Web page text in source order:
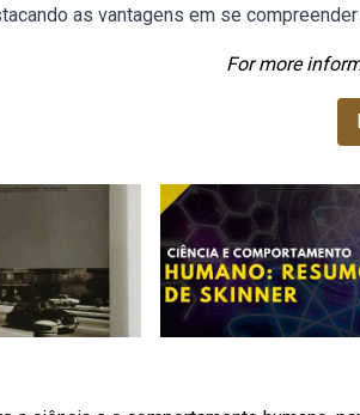
as vantagens em se
For more